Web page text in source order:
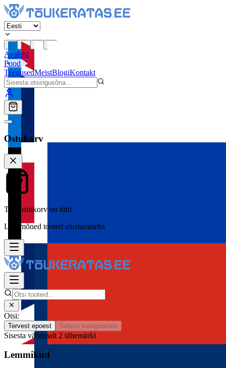
Avaleht
Pood
TeenusedMeistBlogiKontakt
Ostukorv
Teie ostukorv on tühi
Lisa mõned tooted alustamiseks
Otsi:
Tervest epoest Sellest kategooriast
Sisesta vähemalt 2 tähemärki
Lemmikud